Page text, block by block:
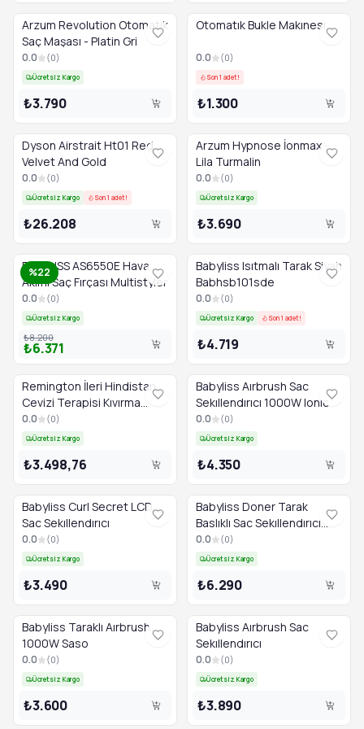
Arzum Revolution Otomatik
Saç Maşası - Platin Gri
0.0 (0)
Ücretsiz Kargo
₺3.790
Otomatık Bukle Makınesı
0.0 (0)
Son 1 adet!
₺1.300
Dyson Airstrait Ht01 Red
Velvet And Gold
0.0 (0)
Ücretsiz Kargo Son 1 adet!
₺26.208
Arzum Hypnose İonmax -
Lila Turmalin
0.0 (0)
Ücretsiz Kargo
₺3.690
%22
BABYLISS AS6550E Hava
Akımı Saç Fırçası Multistyler
0.0 (0)
Ücretsiz Kargo
₺8.200
₺6.371
Babyliss Isıtmalı Tarak Siyah
Babhsb101sde
0.0 (0)
Ücretsiz Kargo Son 1 adet!
₺4.719
Remington İleri Hindistan
Cevizi Terapisi Kıvırma
Değnek - Ci86X8
0.0 (0)
Ücretsiz Kargo
₺3.498,76
Babyliss Aırbrush Sac
Sekıllendırıcı 1000W Ionıc
0.0 (0)
Ücretsiz Kargo
₺4.350
Babyliss Curl Secret LCD
Sac Sekıllendırıcı
0.0 (0)
Ücretsiz Kargo
₺3.490
Babyliss Doner Tarak
Baslıklı Sac Sekıllendırıcı
1000W
0.0 (0)
Ücretsiz Kargo
₺6.290
Babyliss Taraklı Aırbrush
1000W Saso
0.0 (0)
Ücretsiz Kargo
₺3.600
Babyliss Aırbrush Sac
Sekıllendırıcı
0.0 (0)
Ücretsiz Kargo
₺3.890